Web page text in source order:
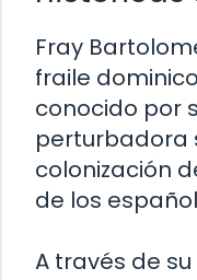
Fray
fraile
conocido por
perturbadora
colonización
de los
A través de